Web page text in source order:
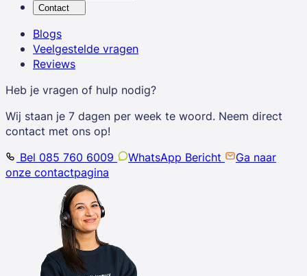
Contact
Blogs
Veelgestelde vragen
Reviews
Heb je vragen of hulp nodig?
Wij staan je 7 dagen per week te woord. Neem direct
contact met ons op!
Bel 085 760 6009
WhatsApp Bericht
Ga naar
onze contactpagina